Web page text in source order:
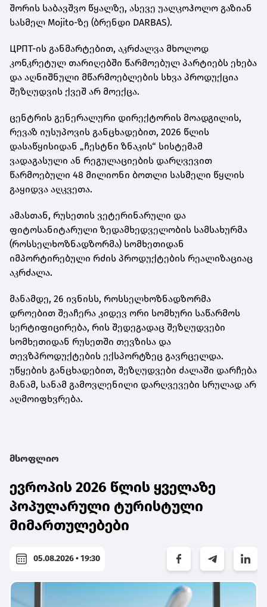
შორის საბავშვო წყალზე, ასევე უალკოჰოლო გაზიან
სასმელ Mojito-ზე (ბრენდი DARBAS).
ЦРПТ-ის განმარტებით, აკრძალვა მხოლოდ
კონკრეტულ თარიღებში წარმოებულ პარტიებს ეხება
და აღნიშნული მწარმოებლების სხვა პროდუქცია
შეზღუდვის ქვეშ არ მოექცა.
ცენტრის გენერალური დირექტორის მოადგილის,
რევაზ იუსუპოვის განცხადებით, 2026 წლის
დასაწყისიდან „ჩესტნი ზნაკის“ სისტემამ
ვადაგასული ან რეგულაციების დარღვევით
წარმოებული 48 მილიონი ბოთლი სასმელი წყლის
გაყიდვა აღკვეთა.
ამასთან, რუსეთის ვეტერინარული და
ფიტოსანიტარული ზედამხედველობის სამსახურმა
(როსსელხოზნადზორმა) სომხეთიდან
იმპორტირებული რძის პროდუქტების რეალიზაციაც
აკრძალა.
მანამდე, 26 ივნისს, როსსელხოზნადზორმა
დროებით შეაჩერა კიდევ ორი სომხური საწარმოს
სერტიფიცირება, რის შედეგადაც შეზღუდვები
სომხეთიდან რუსეთში თევზისა და
თევზპროდუქტების ექსპორტზეც გავრცელდა.
უწყების განცხადებით, შეზღუდვები ძალაში დარჩება
მანამ, სანამ გამოვლენილი დარღვევები სრულად არ
აღმოიფხვრება.
მსოფლიო
ევროპის 2026 წლის ყველაზე
პოპულარული ტურისტული
მიმართულებები
05.08.2026 • 19:30